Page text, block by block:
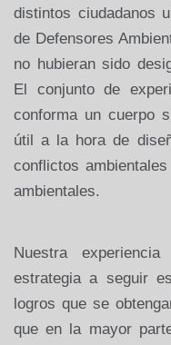
distintos ciudadanos
de Defensores
no hubieran sido
El conjunto de
conforma un cuerpo
útil a la hora de
conflictos
ambientales.
Nuestra
estrategia a seguir
logros que se
que en la mayor